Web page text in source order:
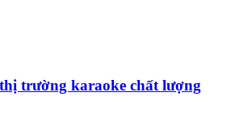
trường karaoke chất lượng